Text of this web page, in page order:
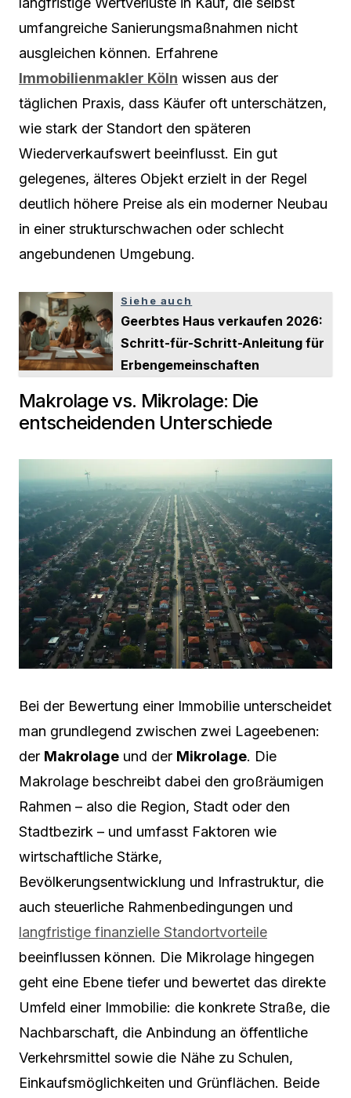
umfangreiche Sanierungsmaßnahmen nicht
ausgleichen können. Erfahrene
Immobilienmakler Köln wissen aus der
täglichen Praxis, dass Käufer oft unterschätzen,
wie stark der Standort den späteren
Wiederverkaufswert beeinflusst. Ein gut
gelegenes, älteres Objekt erzielt in der Regel
deutlich höhere Preise als ein moderner Neubau
in einer strukturschwachen oder schlecht
angebundenen Umgebung.
Siehe auch
Geerbtes Haus verkaufen 2026:
Schritt-für-Schritt-Anleitung für
Erbengemeinschaften
Makrolage vs. Mikrolage: Die
entscheidenden Unterschiede
Bei der Bewertung einer Immobilie unterscheidet
man grundlegend zwischen zwei Lageebenen:
der Makrolage und der Mikrolage. Die
Makrolage beschreibt dabei den großräumigen
Rahmen – also die Region, Stadt oder den
Stadtbezirk – und umfasst Faktoren wie
wirtschaftliche Stärke,
Bevölkerungsentwicklung und Infrastruktur, die
auch steuerliche Rahmenbedingungen und
langfristige finanzielle Standortvorteile
beeinflussen können. Die Mikrolage hingegen
geht eine Ebene tiefer und bewertet das direkte
Umfeld einer Immobilie: die konkrete Straße, die
Nachbarschaft, die Anbindung an öffentliche
Verkehrsmittel sowie die Nähe zu Schulen,
Einkaufsmöglichkeiten und Grünflächen. Beide